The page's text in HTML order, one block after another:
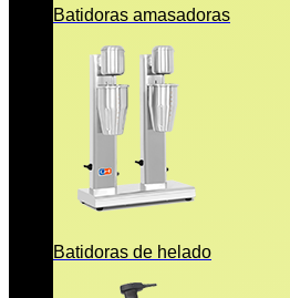
Batidoras amasadoras
Batidoras de helado